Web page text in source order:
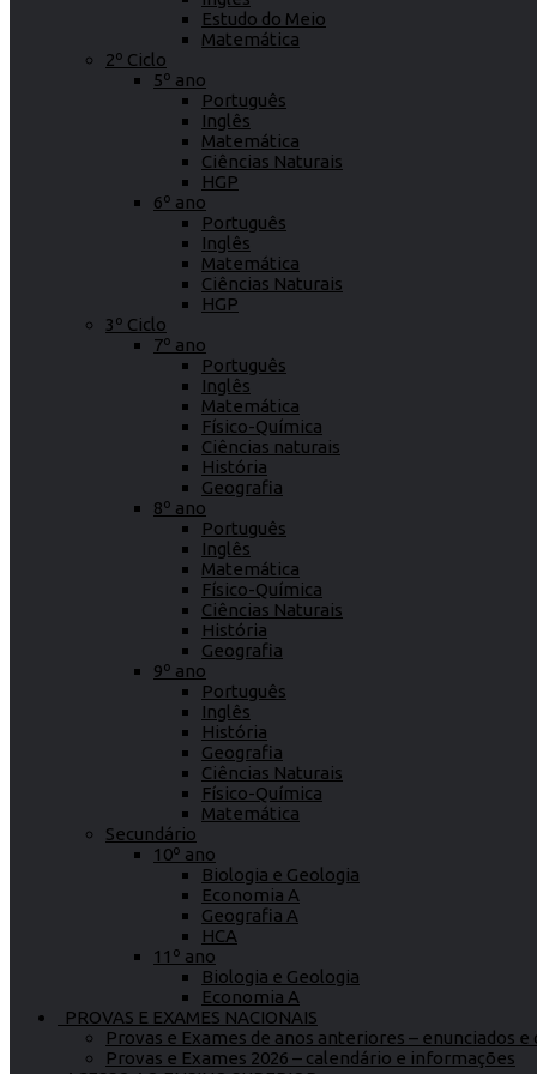
Estudo do Meio
Matemática
2º Ciclo
5º ano
Português
Inglês
Matemática
Ciências Naturais
HGP
6º ano
Português
Inglês
Matemática
Ciências Naturais
HGP
3º Ciclo
7º ano
Português
Inglês
Matemática
Físico-Química
Ciências naturais
História
Geografia
8º ano
Português
Inglês
Matemática
Físico-Química
Ciências Naturais
História
Geografia
9º ano
Português
Inglês
História
Geografia
Ciências Naturais
Físico-Química
Matemática
Secundário
10º ano
Biologia e Geologia
Economia A
Geografia A
HCA
11º ano
Biologia e Geologia
Economia A
PROVAS E EXAMES NACIONAIS
Provas e Exames de anos anteriores – enunciados
Provas e Exames 2026 – calendário e informações